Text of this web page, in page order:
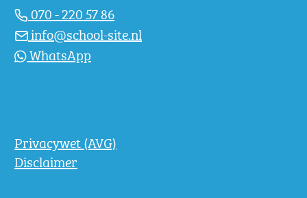
070 - 220 57 86
info@school-site.nl
WhatsApp
Privacywet (AVG)
Disclaimer